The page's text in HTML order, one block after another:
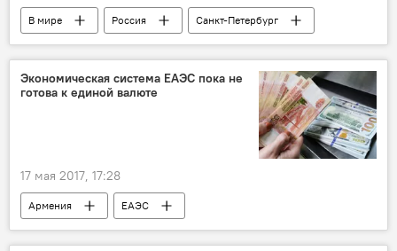
В мире Россия
Санкт-Петербург
группа компаний "Ташир"
открытие
Семья самого богатого армянина Самвела Карапетяна
центр
Экономическая система ЕАЭС пока не
готова к единой валюте
17 мая 2017, 17:28
Армения
ЕАЭС
евразийское пространство
комментарий